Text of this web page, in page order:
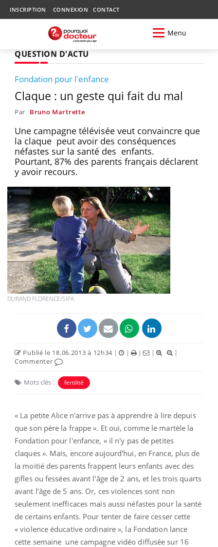
INSCRIPTION CONNEXION CONTACT
Menu
QUESTION D'ACTU
Fondation pour l'enfance
Claque : un geste qui fait du mal
Par Bruno Martrette
Une campagne télévisée veut convaincre que
la claque peut avoir des conséquences
néfastes sur la santé des enfants.
Pourtant, 87% des parents français déclarent
y avoir recours.
DURAND FLORENCE/SIPA
Publié le 18.06.2013 à 12h34 | | | |
|
Commenter
Mots clés : fertilité
« La petite Alice n'arrive pas à apprendre à lire depuis
que son père la frappe ». Et oui, comme le martèle la
Fondation pour l'enfance, « il n'y pas de petites
claques ». Mais, encore aujourd'hui, en France, plus de
la moitié des parents frappent leurs enfants avec des
gifles ou fessées avant l’âge de 2 ans, et les trois quarts
avant l’âge de 5 ans. Or, ces violences sont non
seulement inefficaces mais aussi néfastes pour la santé
de certains enfants. Pour tenter de faire cesser cette
« violence éducative ordinaire », la Fondation lance
cette semaine une campagne vidéo diffusée sur 16